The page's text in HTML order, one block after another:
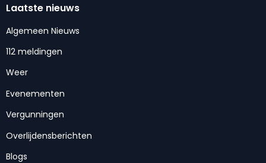
Laatste nieuws
Algemeen Nieuws
112 meldingen
Weer
Evenementen
Vergunningen
Overlijdensberichten
Blogs